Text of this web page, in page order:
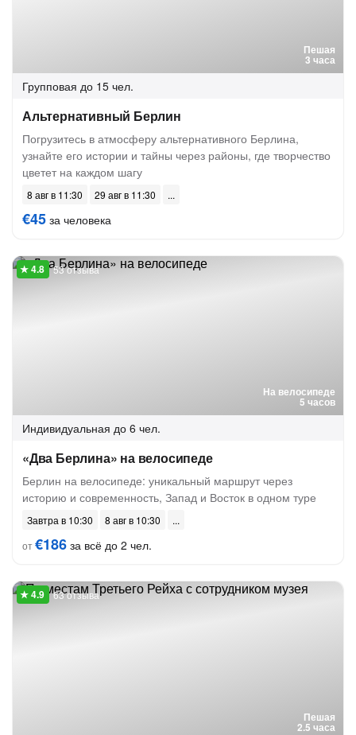
Пешая
3 часа
Групповая до 15 чел.
Альтернативный Берлин
Погрузитесь в атмосферу альтернативного Берлина,
узнайте его истории и тайны через районы, где творчество
цветет на каждом шагу
8 авг в 11:30 29 авг в 11:30
€45 за человека
На велосипеде
5 часов
53 отзыва
Индивидуальная до 6 чел.
«Два Берлина» на велосипеде
Берлин на велосипеде: уникальный маршрут через
историю и современность, Запад и Восток в одном туре
Завтра в 10:30
8 авг в 10:30
от€186 за всё до 2 чел.
Пешая
2.5 часа
63 отзыва